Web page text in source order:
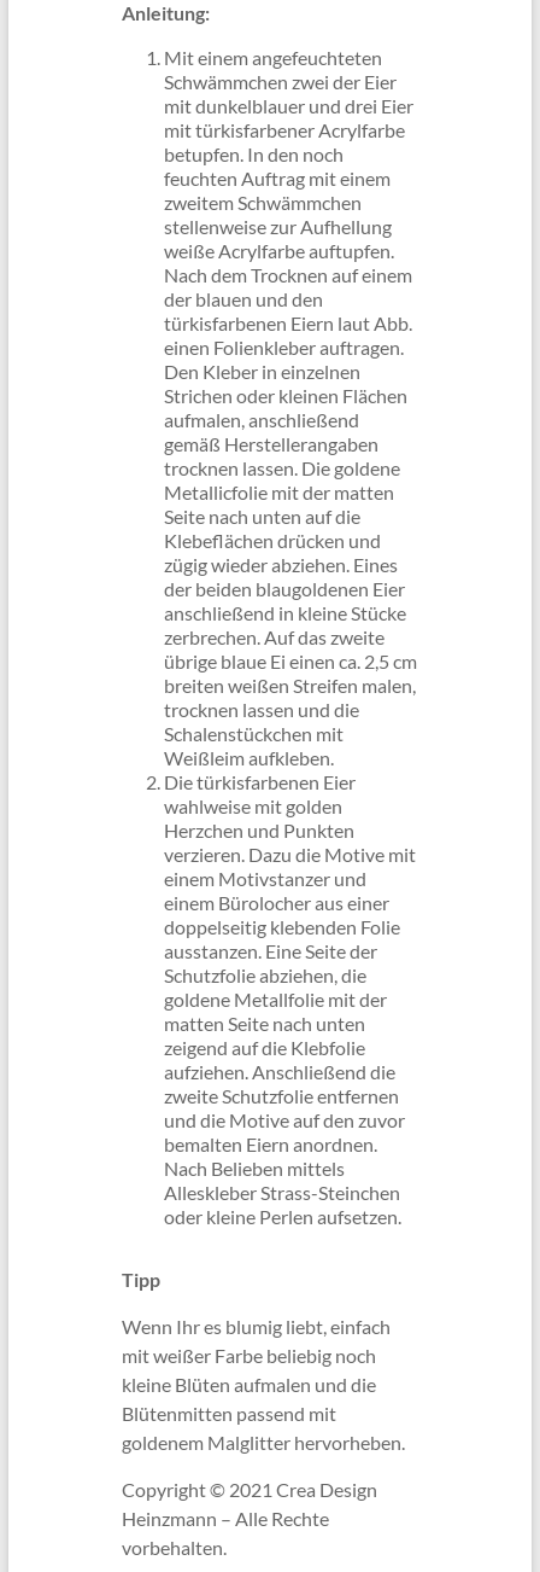
Anleitung:
Mit einem angefeuchteten
Schwämmchen zwei der Eier
mit dunkelblauer und drei Eier
mit türkisfarbener Acrylfarbe
betupfen. In den noch
feuchten Auftrag mit einem
zweitem Schwämmchen
stellenweise zur Aufhellung
weiße Acrylfarbe auftupfen.
Nach dem Trocknen auf einem
der blauen und den
türkisfarbenen Eiern laut Abb.
einen Folienkleber auftragen.
Den Kleber in einzelnen
Strichen oder kleinen Flächen
aufmalen, anschließend
gemäß Herstellerangaben
trocknen lassen. Die goldene
Metallicfolie mit der matten
Seite nach unten auf die
Klebeflächen drücken und
zügig wieder abziehen. Eines
der beiden blaugoldenen Eier
anschließend in kleine Stücke
zerbrechen. Auf das zweite
übrige blaue Ei einen ca. 2,5 cm
breiten weißen Streifen malen,
trocknen lassen und die
Schalenstückchen mit
Weißleim aufkleben.
Die türkisfarbenen Eier
wahlweise mit golden
Herzchen und Punkten
verzieren. Dazu die Motive mit
einem Motivstanzer und
einem Bürolocher aus einer
doppelseitig klebenden Folie
ausstanzen. Eine Seite der
Schutzfolie abziehen, die
goldene Metallfolie mit der
matten Seite nach unten
zeigend auf die Klebfolie
aufziehen. Anschließend die
zweite Schutzfolie entfernen
und die Motive auf den zuvor
bemalten Eiern anordnen.
Nach Belieben mittels
Alleskleber Strass-Steinchen
oder kleine Perlen aufsetzen.
Tipp
Wenn Ihr es blumig liebt, einfach
mit weißer Farbe beliebig noch
kleine Blüten aufmalen und die
Blütenmitten passend mit
goldenem Malglitter hervorheben.
Copyright © 2021 Crea Design
Heinzmann – Alle Rechte
vorbehalten.